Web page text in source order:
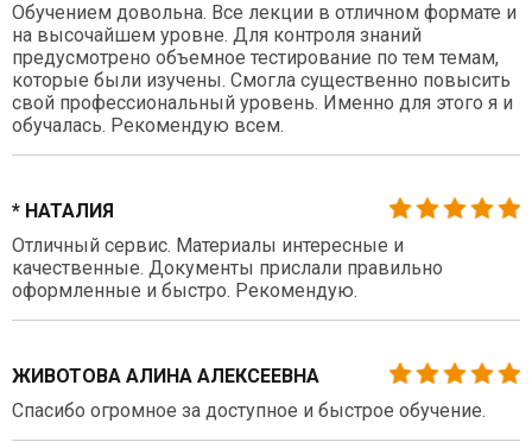
Обучением довольна. Все лекции в отличном формате и
на высочайшем уровне. Для контроля знаний
предусмотрено объемное тестирование по тем темам,
которые были изучены. Смогла существенно повысить
свой профессиональный уровень. Именно для этого я и
обучалась. Рекомендую всем.
* НАТАЛИЯ
Отличный сервис. Материалы интересные и
качественные. Документы прислали правильно
оформленные и быстро. Рекомендую.
ЖИВОТОВА АЛИНА АЛЕКСЕЕВНА
Спасибо огромное за доступное и быстрое обучение.